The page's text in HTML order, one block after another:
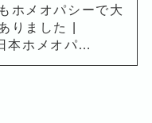
ホメオパシーで大
りました |
本ホメオパ…